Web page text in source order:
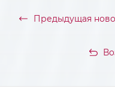
Предыдущая